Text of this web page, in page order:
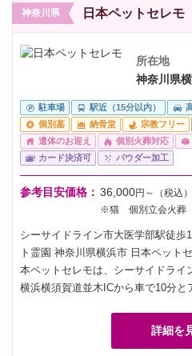
神奈川県 日本ペットセレモ
所在地
神奈川県
駐車場 駅近（15分以内）
個別墓
納骨堂 宗教フリー
遺体のお迎え
個別火葬対応
カード決済可
パウダー加工
参考目安価格： 36,000円～（税込）
※猫 個別立会火葬
シーサイドライン市大医学部駅徒歩
ト霊園 神奈川県横浜市 日本ペット
本ペットセレモは、シーサイドライ
横浜横須賀道並木ICから車で10分と
詳細を